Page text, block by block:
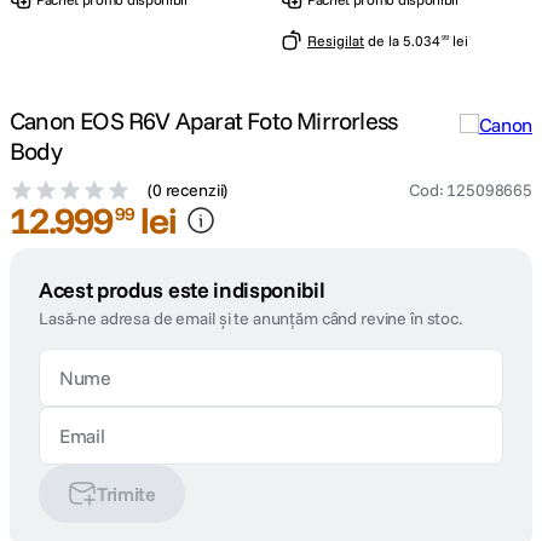
Resigilat de la 5.03499 lei
Canon EOS R6V Aparat Foto Mirrorless
Body
(0 recenzii) Cod: 125098665
12.99999 lei
Acest produs este indisponibil
Lasă-ne adresa de email și te anunțăm când revine în stoc.
Trimite